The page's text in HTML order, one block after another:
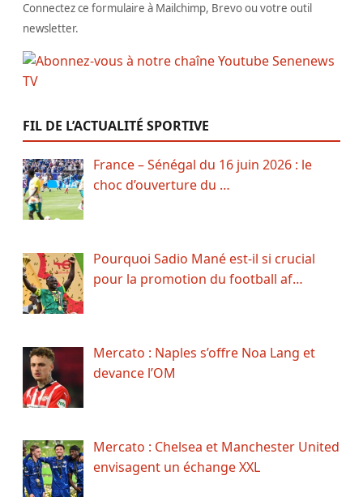
Connectez ce formulaire à Mailchimp, Brevo ou votre outil
newsletter.
FIL DE L’ACTUALITÉ SPORTIVE
France – Sénégal du 16 juin 2026 : le
choc d’ouverture du …
Pourquoi Sadio Mané est-il si crucial
pour la promotion du football af…
Mercato : Naples s’offre Noa Lang et
devance l’OM
Mercato : Chelsea et Manchester United
envisagent un échange XXL